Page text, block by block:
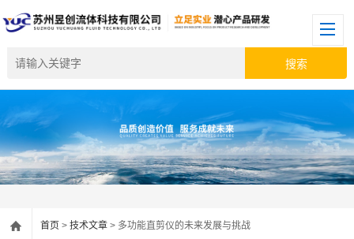
首页 > 技术文章 > 多功能直剪仪的未来发展与挑战